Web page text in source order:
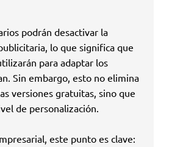
podrán desactivar la
lo que significa que
para adaptar los
Sin embargo, esto no elimina
versiones gratuitas, sino que
de personalización.
este punto es clave: